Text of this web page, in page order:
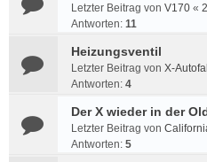
Letzter Beitrag von V170 «
Antworten: 11
Heizungsventil
Letzter Beitrag von X-
Antworten: 4
Der X wieder in der
Letzter Beitrag von
Antworten: 5